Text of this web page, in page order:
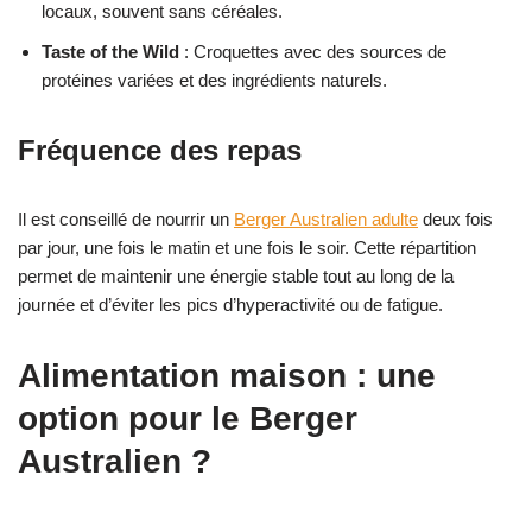
locaux, souvent sans céréales.
Taste of the Wild : Croquettes avec des sources de
protéines variées et des ingrédients naturels.
Fréquence des repas
Il est conseillé de nourrir un Berger Australien adulte deux fois
par jour, une fois le matin et une fois le soir. Cette répartition
permet de maintenir une énergie stable tout au long de la
journée et d’éviter les pics d’hyperactivité ou de fatigue.
Alimentation maison : une
option pour le Berger
Australien ?